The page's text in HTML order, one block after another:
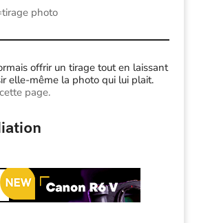
offrir un tirage tout en laissant
elle-même la photo qui lui plait.
cette page.